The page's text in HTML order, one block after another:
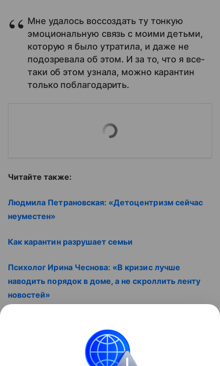
Мне удалось воссоздать ту тонкую
эмоциональную связь с моими детьми,
которую я было утратила, и даже не
подозревала об этом. И за то, что я все-
таки об этом узнала, можно карантин
только поблагодарить.
Читайте также:
Людмила Петрановская: «Детоцентризм сейчас
неуместен»
Как карантин разрушает семьи
Психолог Ирина Чеснова: «В кризис лучше
наводить порядок в доме, а не скроллить ленту
новостей»
Контент недоступен